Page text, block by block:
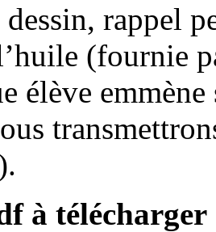
rappel
(fournie
élève
à télécharger